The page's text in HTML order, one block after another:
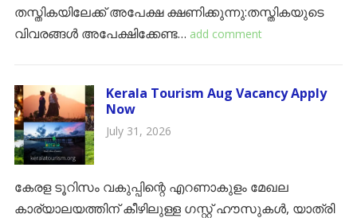
തസ്തികയിലേക്ക് അപേക്ഷ ക്ഷണിക്കുന്നു:​തസ്തികയുടെ
വിവരങ്ങൾ അപേക്ഷിക്കേണ്ട… add comment
Kerala Tourism Aug Vacancy Apply
Now
July 31, 2026
കേരള ടൂറിസം വകുപ്പിന്റെ എറണാകുളം മേഖല
കാര്യാലയത്തിന് കീഴിലുള്ള ഗസ്റ്റ് ഹൗസുകൾ, യാത്രി